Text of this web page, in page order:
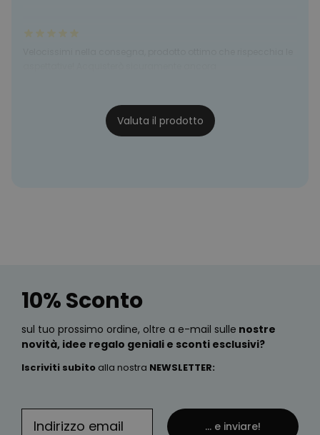
Valuta il prodotto
10% Sconto
sul tuo prossimo ordine, oltre a e-mail sulle nostre
novità, idee regalo geniali e sconti esclusivi?
Iscriviti subito alla nostra NEWSLETTER:
... e inviare!